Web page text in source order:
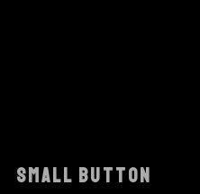
SMALL BUTTON